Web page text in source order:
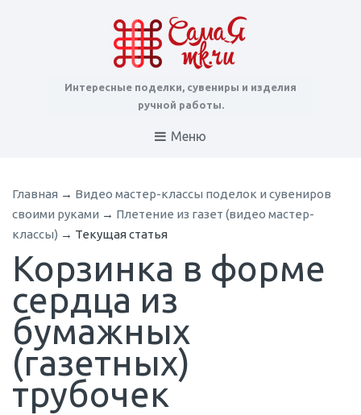
Интересные поделки, сувениры и изделия
ручной работы.
Меню
Главная → Видео мастер-классы поделок и сувениров
своими руками → Плетение из газет (видео мастер-
классы) → Текущая статья
Корзинка в форме
сердца из
бумажных
(газетных)
трубочек